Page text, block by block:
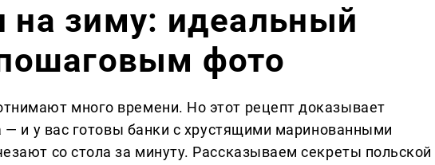
на зиму: идеальный
фото
много времени. Но этот рецепт доказывает
— и у вас готовы банки с хрустящими маринованными
со стола за минуту. Рассказываем секреты польской